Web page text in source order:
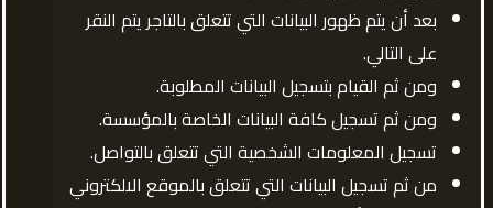
بعد أن يتم ظهور البيانات التي تتعلق بالتاجر يتم النقر
على التالي.
ومن ثم القيام بتسجيل البيانات المطلوبة.
ومن ثم تسجيل كافة البيانات الخاصة بالمؤسسة.
تسجيل المعلومات الشخصية التي تتعلق بالتواصل.
من ثم تسجيل البيانات التي تتعلق بالموقع الالكتروني